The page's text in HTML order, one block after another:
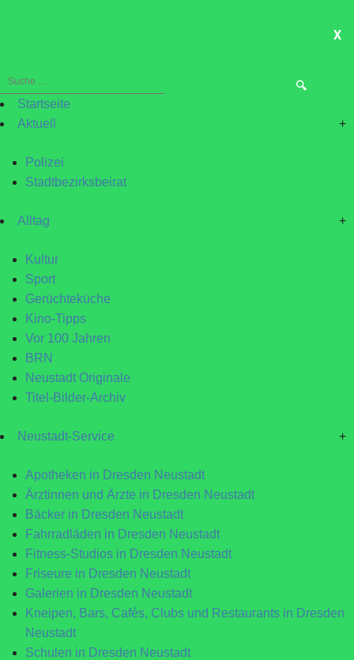
X
Suche
nach:Startseite
Aktuell
+
Polizei
Stadtbezirksbeirat
Alltag +
Kultur
Sport
Gerüchteküche
Kino-Tipps
Vor 100 Jahren
BRN
Neustadt Originale
Titel-Bilder-Archiv
Neustadt-Service +
Apotheken in Dresden Neustadt
Ärztinnen und Ärzte in Dresden Neustadt
Bäcker in Dresden Neustadt
Fahrradläden in Dresden Neustadt
Fitness-Studios in Dresden Neustadt
Friseure in Dresden Neustadt
Galerien in Dresden Neustadt
Kneipen, Bars, Cafés, Clubs und Restaurants in Dresden
Neustadt
Schulen in Dresden Neustadt